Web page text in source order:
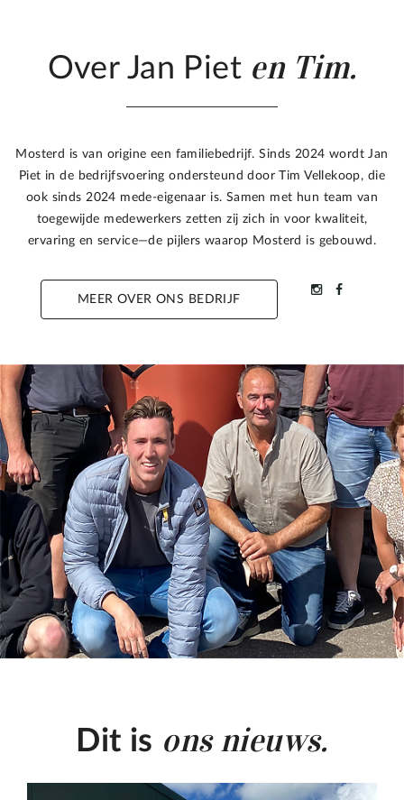
Over Jan Piet en Tim.
Mosterd is van origine een familiebedrijf. Sinds 2024 wordt Jan
Piet in de bedrijfsvoering ondersteund door Tim Vellekoop, die
ook sinds 2024 mede-eigenaar is. Samen met hun team van
toegewijde medewerkers zetten zij zich in voor kwaliteit,
ervaring en service—de pijlers waarop Mosterd is gebouwd.
MEER OVER ONS BEDRIJF
Dit is ons nieuws.